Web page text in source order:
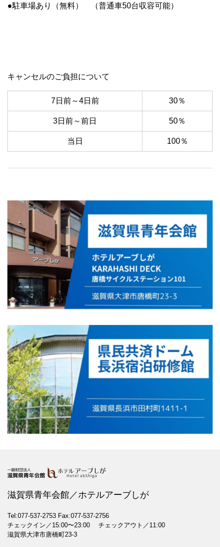
●駐車場あり（無料） （普通車50台収容可能）
キャンセルのご負担について
7日前～4日前 30％
3日前～前日 50％
当日 100％
滋賀県青年会館／ホテルアーブしが
Tel:077-537-2753 Fax:077-537-2756
チェックイン／15:00〜23:00 チェックアウト／11:00
滋賀県大津市唐橋町23-3